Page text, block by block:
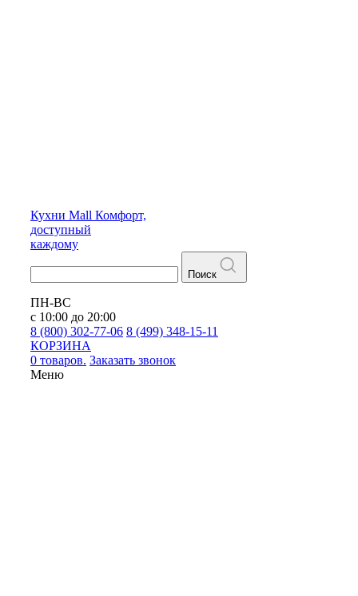
Кухни Mall Комфорт,
доступный
каждому
Поиск
ПН-ВС
с 10:00 до 20:00
8 (800) 302-77-06 8 (499) 348-15-11
КОРЗИНА
0 товаров. Заказать звонок
Меню